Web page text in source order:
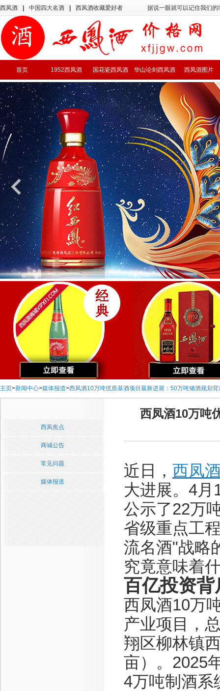
西凤酒 中国四大名酒 西凤酒收藏爱好者 据说一眼就可以记住我们
首页 1952西凤酒 国花瓷西凤酒 华山论剑西凤酒 西凤酒图片
主页>新闻中心>媒体报道>西凤酒10万吨优质基酒项目最新进展：50万吨储酒规划
西凤焦点
商城公告
常见问题
媒体报道
西凤酒10万吨
近日， 西凤
大进展。4月
公示了22万
省级重点工
流名酒"战略
究竟意味着
百亿投资
西凤酒10万
产业项目，
翔区柳林镇
亩）。2025
4万吨制酒系